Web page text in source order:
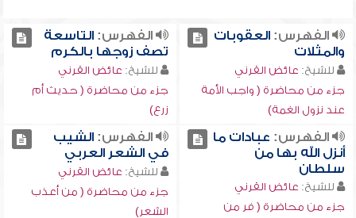
الفهرس:العقوبات
والمثلات
للشيخ: عائض القرني
جزء من محاضرة ( واجب الأمة
عند نزول الغمة)
الفهرس:التاسعة
تصف زوجها بالكرم
للشيخ: عائض القرني
جزء من محاضرة ( حديث أم
زرع)
الفهرس: عبادات ما
أنزل الله بها من
سلطان
للشيخ: عائض القرني
جزء من محاضرة ( فر من
الفهرس:الشيب
في الشعر العربي
للشيخ: عائض القرني
جزء من محاضرة ( من أعذب
الشعر)